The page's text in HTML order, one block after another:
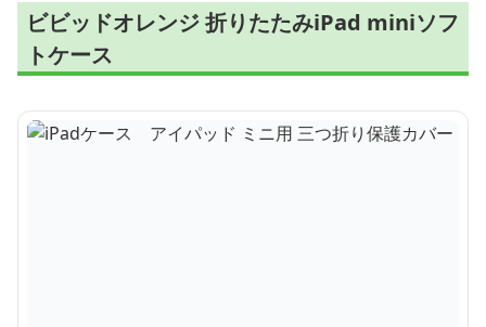
ビビッドオレンジ 折りたたみiPad miniソフ
トケース